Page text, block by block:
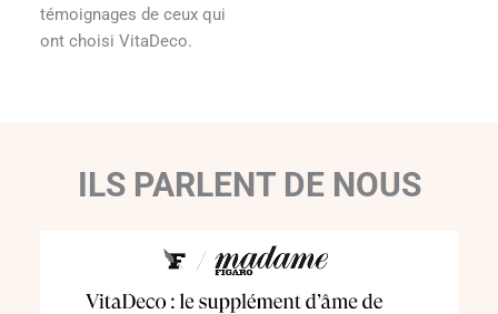
témoignages de ceux qui
ont choisi VitaDeco.
ILS PARLENT DE NOUS